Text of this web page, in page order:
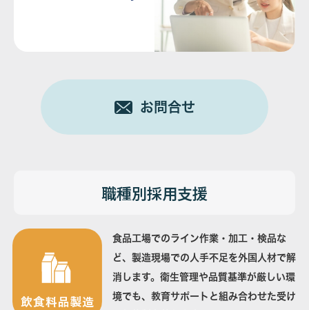
お問合せ
職種別採用支援
食品工場でのライン作業・加工・検品な
ど、製造現場での人手不足を外国人材で解
消します。衛生管理や品質基準が厳しい環
境でも、教育サポートと組み合わせた受け